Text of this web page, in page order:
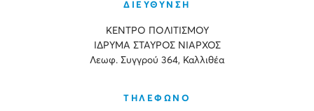
ΔΙΕΥΘΥΝΣΗ
ΚΕΝΤΡΟ ΠΟΛΙΤΙΣΜΟΥ
ΙΔΡΥΜΑ ΣΤΑΥΡΟΣ ΝΙΑΡΧΟΣ
Λεωφ. Συγγρού 364, Καλλιθέα
ΤΗΛΕΦΩΝΟ